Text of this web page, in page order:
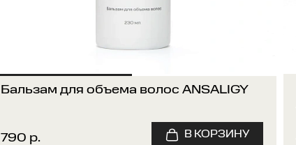
Бальзам для объема волос ANSALIGY
790 р.